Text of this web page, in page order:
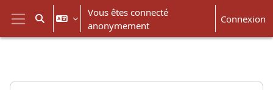
Passer au contenu principal
Panneau latéral
Activer/désactiver la saisie de recherche
Vous êtes connecté
anonymement
Connexion